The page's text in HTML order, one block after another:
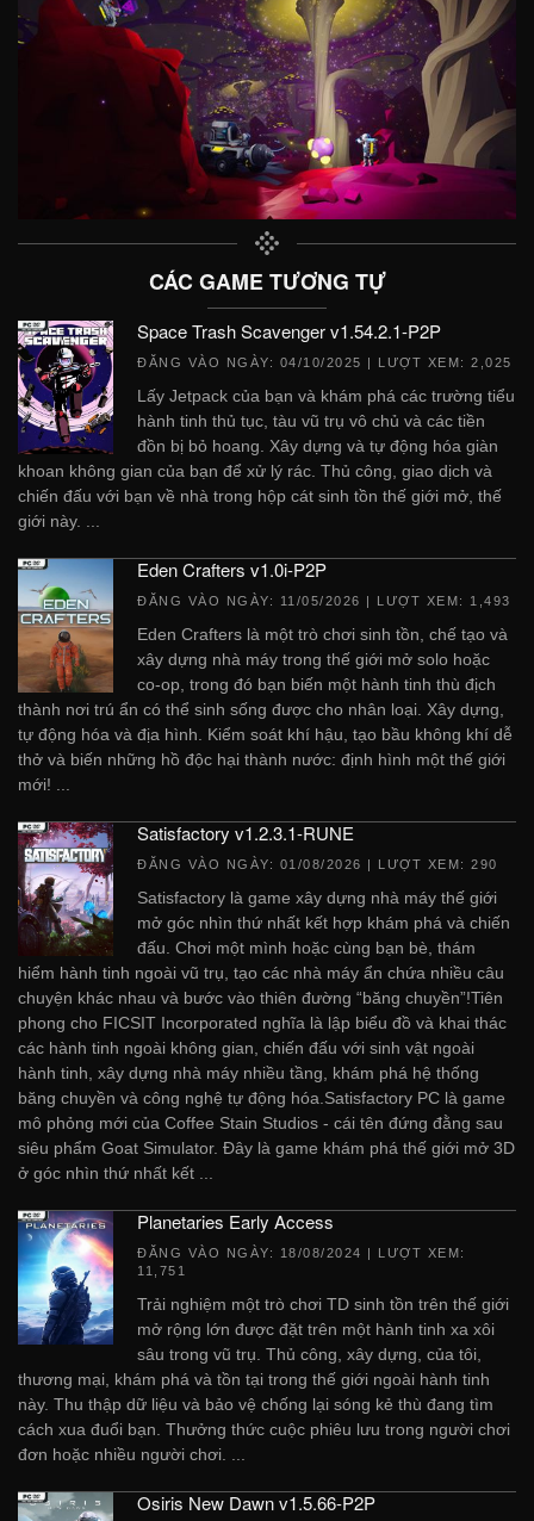
CÁC GAME TƯƠNG TỰ
Space Trash Scavenger v1.54.2.1-P2P
ĐĂNG VÀO NGÀY: 04/10/2025 | LƯỢT XEM: 2,025
Lấy Jetpack của bạn và khám phá các trường tiểu
hành tinh thủ tục, tàu vũ trụ vô chủ và các tiền
đồn bị bỏ hoang. Xây dựng và tự động hóa giàn
khoan không gian của bạn để xử lý rác. Thủ công, giao dịch và
chiến đấu với bạn về nhà trong hộp cát sinh tồn thế giới mở, thế
giới này. ...
Eden Crafters v1.0i-P2P
ĐĂNG VÀO NGÀY: 11/05/2026 | LƯỢT XEM: 1,493
Eden Crafters là một trò chơi sinh tồn, chế tạo và
xây dựng nhà máy trong thế giới mở solo hoặc
co-op, trong đó bạn biến một hành tinh thù địch
thành nơi trú ẩn có thể sinh sống được cho nhân loại. Xây dựng,
tự động hóa và địa hình. Kiểm soát khí hậu, tạo bầu không khí dễ
thở và biến những hồ độc hại thành nước: định hình một thế giới
mới! ...
Satisfactory v1.2.3.1-RUNE
ĐĂNG VÀO NGÀY: 01/08/2026 | LƯỢT XEM: 290
Satisfactory là game xây dựng nhà máy thế giới
mở góc nhìn thứ nhất kết hợp khám phá và chiến
đấu. Chơi một mình hoặc cùng bạn bè, thám
hiểm hành tinh ngoài vũ trụ, tạo các nhà máy ẩn chứa nhiều câu
chuyện khác nhau và bước vào thiên đường “băng chuyền”!Tiên
phong cho FICSIT Incorporated nghĩa là lập biểu đồ và khai thác
các hành tinh ngoài không gian, chiến đấu với sinh vật ngoài
hành tinh, xây dựng nhà máy nhiều tầng, khám phá hệ thống
băng chuyền và công nghệ tự động hóa.Satisfactory PC là game
mô phỏng mới của Coffee Stain Studios - cái tên đứng đằng sau
siêu phẩm Goat Simulator. Đây là game khám phá thế giới mở 3D
ở góc nhìn thứ nhất kết ...
Planetaries Early Access
ĐĂNG VÀO NGÀY: 18/08/2024 | LƯỢT XEM:
11,751
Trải nghiệm một trò chơi TD sinh tồn trên thế giới
mở rộng lớn được đặt trên một hành tinh xa xôi
sâu trong vũ trụ. Thủ công, xây dựng, của tôi,
thương mại, khám phá và tồn tại trong thế giới ngoài hành tinh
này. Thu thập dữ liệu và bảo vệ chống lại sóng kẻ thù đang tìm
cách xua đuổi bạn. Thưởng thức cuộc phiêu lưu trong người chơi
đơn hoặc nhiều người chơi. ...
Osiris New Dawn v1.5.66-P2P